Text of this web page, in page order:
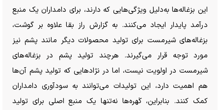
این بزغاله‌ها به‌دلیل ویژگی‌هایی که دارند، برای دامداران یک منبع
درآمد پایدار ایجاد می‌کنند. به گزارش راز بقا علاوه بر گوشت،
بزغاله‌های شیرمست برای تولید محصولات دیگر مانند پشم نیز
مورد توجه قرار می‌گیرند. هرچند تولید پشم در بزغاله‌های
شیرمست در اولویت نیست، اما در نژادهایی که تولید پشم آن‌ها
هم اهمیت دارد، این تولیدات می‌توانند به سودآوری دامداران
کمک کنند. بنابراین، کَهره‌ها نه‌تنها یک منبع اصلی برای تولید